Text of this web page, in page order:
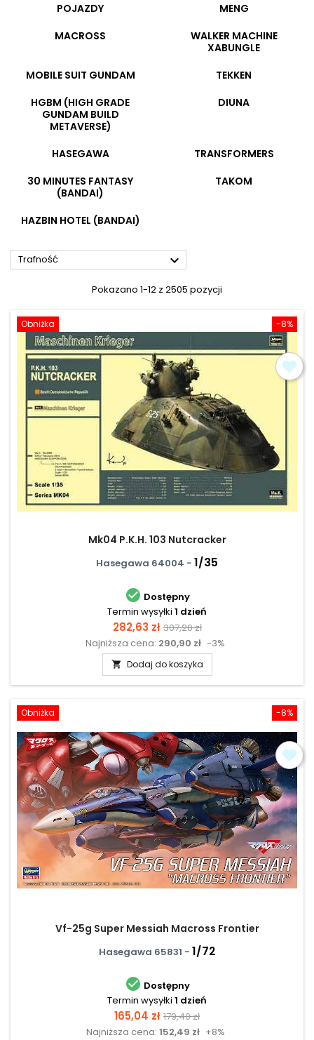
POJAZDY
MENG
MACROSS
WALKER MACHINE
XABUNGLE
MOBILE SUIT GUNDAM
TEKKEN
HGBM (HIGH GRADE
GUNDAM BUILD
METAVERSE)
DIUNA
HASEGAWA
TRANSFORMERS
30 MINUTES FANTASY
(BANDAI)
TAKOM
HAZBIN HOTEL (BANDAI)
Trafność 
Pokazano 1-12 z 2505 pozycji
-8%
Obniżka
Mk04 P.K.H. 103 Nutcracker
Hasegawa 64004 - 1/35
 Dostępny
Termin wysyłki 1 dzień
Cena
282,63 zł Cena
podstawowa
307,20 zł
Najniższa cena: 290,90 zł -3%
 Dodaj do koszyka
-8%
Obniżka
Vf-25g Super Messiah Macross Frontier
Hasegawa 65831 - 1/72
 Dostępny
Termin wysyłki 1 dzień
Cena
165,04 zł Cena
podstawowa
179,40 zł
Najniższa cena: 152,49 zł +8%